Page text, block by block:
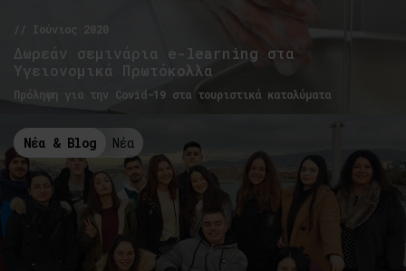
// Ιούνιος 2020
Δωρεάν σεμινάρια e-learning στα
Υγειονομικά Πρωτόκολλα
Πρόληψη για την Covid-19 στα τουριστικά καταλύματα
Νέα & Blog Νέα